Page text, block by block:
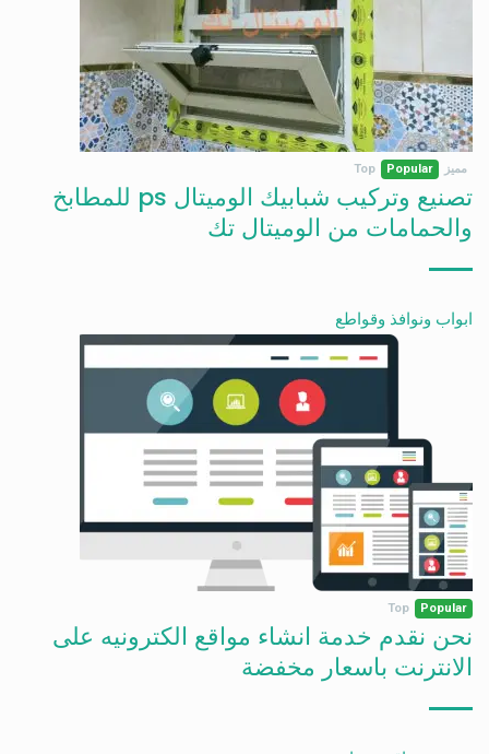
مميز Popular
Top
تصنيع وتركيب شبابيك الوميتال ps للمطابخ
والحمامات من الوميتال تك
ابواب ونوافذ وقواطع
Popular
Top
نحن نقدم خدمة انشاء مواقع الكترونيه على
الانترنت باسعار مخفضة